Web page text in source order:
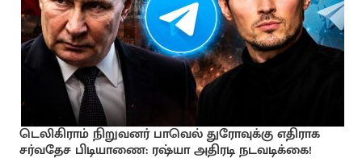
டெலிகிராம் நிறுவனர் பாவெல் துரோவுக்கு எதிராக
சர்வதேச பிடியாணை: ரஷ்யா அதிரடி நடவடிக்கை!